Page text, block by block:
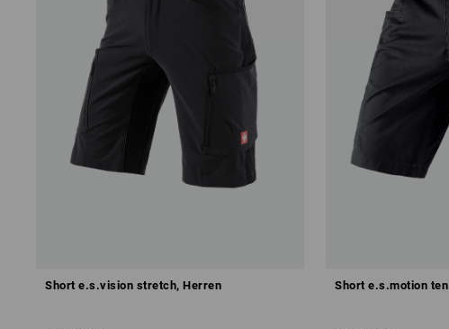
Short e.s.vision stretch, Herren Short e.s.motion ten